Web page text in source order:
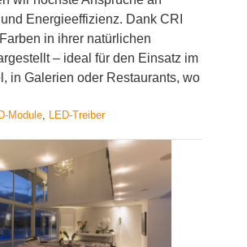
Energieeffizienz. Dank CRI
in ihrer natürlichen
– ideal für den Einsatz im
in Galerien oder Restaurants, wo
Module, LED-Treiber